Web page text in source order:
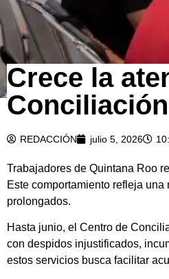
Crece la
REDACCIÓN julio 5, 2026
Trabajadores de Quintana Roo
Este comportamiento refleja
prolongados.
Hasta junio, el Centro de
con despidos injustificados,
estos servicios busca facilitar